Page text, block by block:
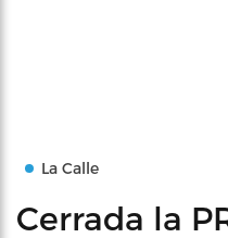
La Calle
Cerrada la